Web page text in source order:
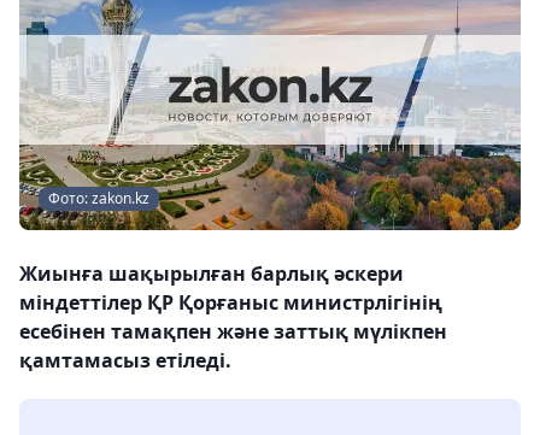
Фото: zakon.kz
Жиынға шақырылған барлық әскери
міндеттілер ҚР Қорғаныс министрлігінің
есебінен тамақпен және заттық мүлікпен
қамтамасыз етіледі.